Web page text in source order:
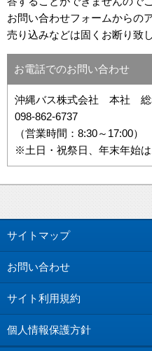
お問い合わせフォームからの
売り込みなどは固くお断り致し
お電話でのお問い合わせ
沖縄バス株式会社 本社 総
098-862-6737
（営業時間：8:30～17:00）
※土日・祝祭日、年末年始は
サイトマップ
お問い合わせ
サイト利用規約
個人情報保護方針